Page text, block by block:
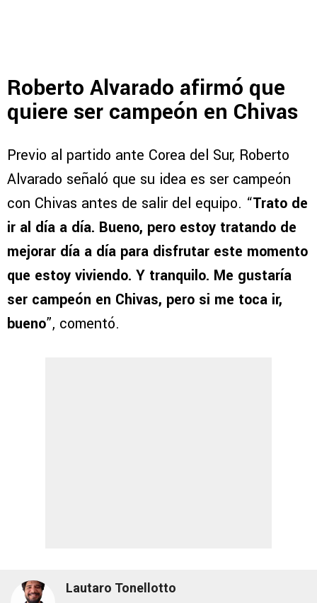
Roberto Alvarado afirmó que
quiere ser campeón en Chivas
Previo al partido ante Corea del Sur, Roberto
Alvarado señaló que su idea es ser campeón
con Chivas antes de salir del equipo. “Trato de
ir al día a día. Bueno, pero estoy tratando de
mejorar día a día para disfrutar este momento
que estoy viviendo. Y tranquilo. Me gustaría
ser campeón en Chivas, pero si me toca ir,
bueno”, comentó.
Lautaro Tonellotto